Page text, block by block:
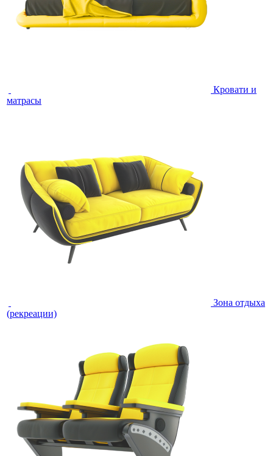
Кровати и
матрасы
Зона отдыха
(рекреации)